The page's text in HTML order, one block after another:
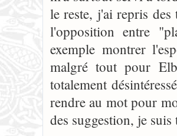
le reste, j'ai repris des
l'opposition entre
exemple montrer
malgré tout pour
totalement
rendre au mot pour
des suggestion, je